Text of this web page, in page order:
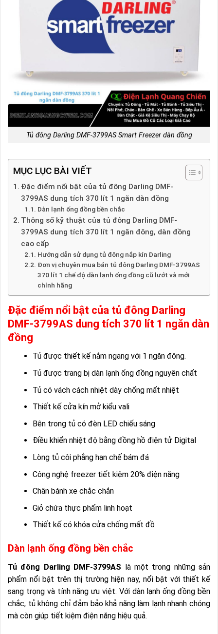
Tủ đông Darling DMF-3799AS Smart Freezer dàn đồng
MỤC LỤC BÀI VIẾT
Đặc điểm nổi bật của tủ đông Darling DMF-
3799AS dung tích 370 lít 1 ngăn dàn đồng
Dàn lạnh ống đồng bền chắc
Thông số kỹ thuật của tủ đông Darling DMF-
3799AS dung tích 370 lít 1 ngăn đông, dàn đồng
cao cấp
Hướng dẫn sử dụng tủ đông nắp kín Darling
Đơn vị chuyên mua bán tủ đông Darling DMF-3799AS
370 lít 1 chế độ dàn lạnh ống đồng cũ lướt và mới
chính hãng
Đặc điểm nổi bật của tủ đông Darling
DMF-3799AS dung tích 370 lít 1 ngăn dàn
đồng
Tủ được thiết kế nằm ngang với 1 ngăn đông.
Tủ được trang bị dàn lạnh ống đồng nguyên chất
Tủ có vách cách nhiệt dày chống mất nhiệt
Thiết kế cửa kín mở kiểu vali
Bên trong tủ có đèn LED chiếu sáng
Điều khiển nhiệt độ bằng đồng hồ điện tử Digital
Lòng tủ côi phẳng hạn chế bám đá
Công nghệ freezer tiết kiệm 20% điện năng
Chân bánh xe chắc chắn
Giỏ chứa thực phẩm linh hoạt
Thiết kế có khóa cửa chống mất đồ
Dàn lạnh ống đồng bền chắc
Tủ đông Darling DMF-3799AS là một trong những sản
phẩm nổi bật trên thị trường hiện nay, nổi bật với thiết kế
sang trọng và tính năng ưu việt. Với dàn lạnh ống đồng bền
chắc, tủ không chỉ đảm bảo khả năng làm lạnh nhanh chóng
mà còn giúp tiết kiệm điện năng hiệu quả.